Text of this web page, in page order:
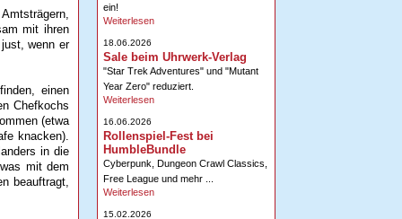
mit ihren
wenn er
einen
Chefkochs
(etwa
knacken).
in die
mit dem
beauftragt,
ein!
Weiterlesen
18.06.2026
Sale beim Uhrwerk-Verlag
"Star Trek Adventures" und "Mutant
Year Zero" reduziert.
Weiterlesen
16.06.2026
Rollenspiel-Fest bei
HumbleBundle
Cyberpunk, Dungeon Crawl Classics,
Free League und mehr ...
Weiterlesen
15.02.2026